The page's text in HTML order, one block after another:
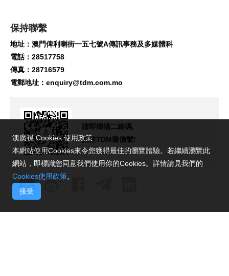
保持聯繫
地址：澳門俾利喇街一五七號A傳訊事務及多媒體科
電話：28517758
傳真：28716579
電郵地址： enquiry@tdm.com.mo
請即掃描二維碼,
關注TDM微信號!
澳廣視 Cookies 使用政策
本網站使用Cookies來令您獲得最佳的瀏覽體驗。若繼續瀏覽此
網站，即標識您同意我們使用你的Cookies。詳情請見我們的
Cookies使用政策。
接受